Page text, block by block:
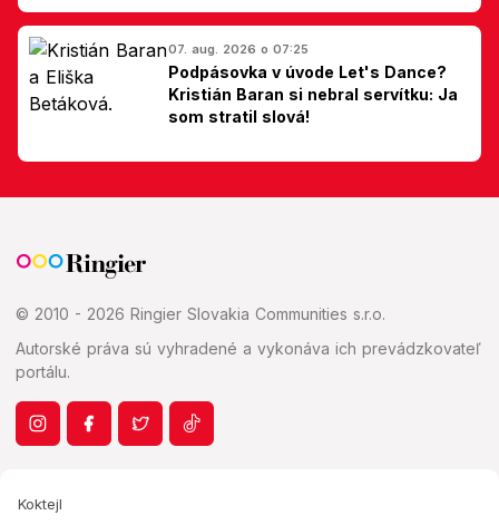
Slovákom
07. aug. 2026 o 07:25
Podpásovka v úvode Let's Dance?
Kristián Baran si nebral servítku: Ja
som stratil slová!
© 2010 - 2026 Ringier Slovakia Communities s.r.o.
Autorské práva sú vyhradené a vykonáva ich prevádzkovateľ
portálu.
Koktejl